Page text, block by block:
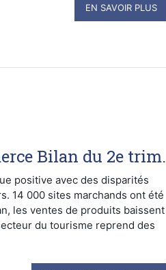
EN SAVOIR PLUS
Bilan du 2e trim.
positive avec des disparités
14 000 sites marchands ont été
les ventes de produits baissent
du tourisme reprend des